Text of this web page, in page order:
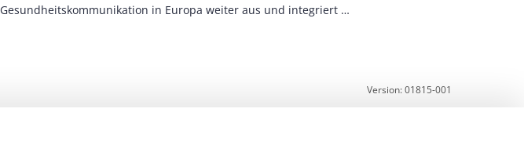
Gesundheitskommunikation in Europa weiter aus und integriert …
Version: 01815-001